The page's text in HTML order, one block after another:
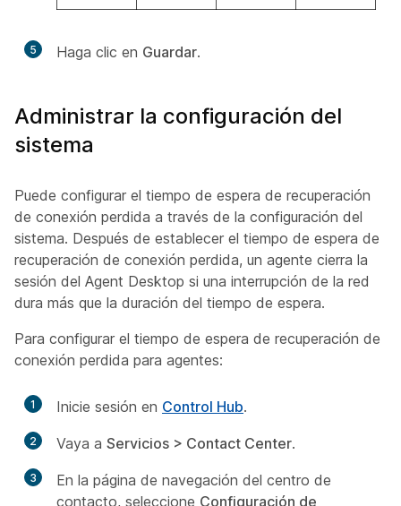
5 Haga clic en Guardar.
Administrar la configuración del
sistema
Puede configurar el tiempo de espera de recuperación
de conexión perdida a través de la configuración del
sistema. Después de establecer el tiempo de espera de
recuperación de conexión perdida, un agente cierra la
sesión del Agent Desktop si una interrupción de la red
dura más que la duración del tiempo de espera.
Para configurar el tiempo de espera de recuperación de
conexión perdida para agentes:
1 Inicie sesión en Control Hub.
2 Vaya a Servicios > Contact Center.
3
En la página de navegación del centro de
contacto, seleccione Configuración de